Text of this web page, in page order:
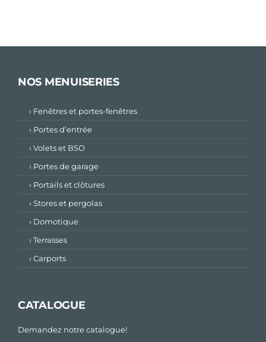
NOS MENUISERIES
› Fenêtres et portes-fenêtres
› Portes d’entrée
› Volets et BSO
› Portes de garage
› Portails et clôtures
› Stores et pergolas
› Domotique
› Terrasses
› Carports
CATALOGUE
Demandez notre catalogue!